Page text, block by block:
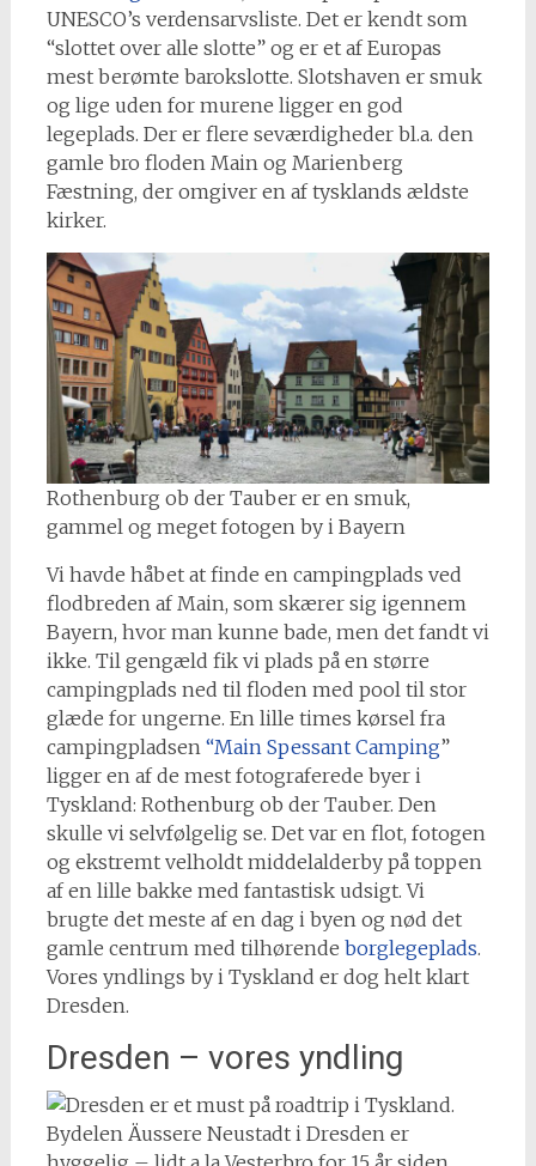
UNESCO’s verdensarvsliste. Det er kendt som
“slottet over alle slotte” og er et af Europas
mest berømte barokslotte. Slotshaven er smuk
og lige uden for murene ligger en god
legeplads. Der er flere seværdigheder bl.a. den
gamle bro floden Main og Marienberg
Fæstning, der omgiver en af tysklands ældste
kirker.
Rothenburg ob der Tauber er en smuk,
gammel og meget fotogen by i Bayern
Vi havde håbet at finde en campingplads ved
flodbreden af Main, som skærer sig igennem
Bayern, hvor man kunne bade, men det fandt vi
ikke. Til gengæld fik vi plads på en større
campingplads ned til floden med pool til stor
glæde for ungerne. En lille times kørsel fra
campingpladsen “Main Spessant Camping”
ligger en af de mest fotograferede byer i
Tyskland: Rothenburg ob der Tauber. Den
skulle vi selvfølgelig se. Det var en flot, fotogen
og ekstremt velholdt middelalderby på toppen
af en lille bakke med fantastisk udsigt. Vi
brugte det meste af en dag i byen og nød det
gamle centrum med tilhørende borglegeplads.
Vores yndlings by i Tyskland er dog helt klart
Dresden.
Dresden – vores yndling
Bydelen Äussere Neustadt i Dresden er